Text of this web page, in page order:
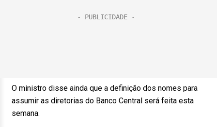
O ministro disse ainda que a definição dos nomes para
assumir as diretorias do Banco Central será feita esta
semana.